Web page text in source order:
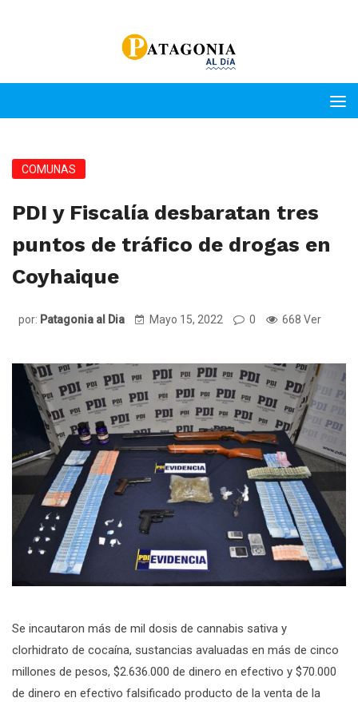
COMUNAS
PDI y Fiscalía desbaratan tres
puntos de tráfico de drogas en
Coyhaique
por: Patagonia al Dia Mayo 15, 2022 0 668 Ver
Se incautaron más de mil dosis de cannabis sativa y
clorhidrato de cocaína, sustancias avaluadas en más de cinco
millones de pesos, $2.636.000 de dinero en efectivo y $70.000
de dinero en efectivo falsificado producto de la venta de la